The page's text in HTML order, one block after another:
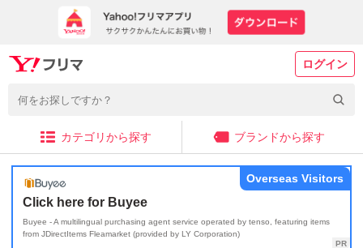
ログイン
カテゴリから探す ブランドから探す
Click here for Buyee
Buyee - A multilingual purchasing agent service operated by tenso, featuring items
from JDirectItems Fleamarket (provided by LY Corporation)
Overseas Visitors